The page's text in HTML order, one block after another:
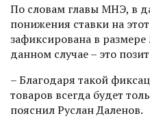
По словам главы МНЭ, в
понижения ставки на
зафиксирована в
данном случае – это
– Благодаря такой
товаров всегда будет
пояснил Руслан Даленов.